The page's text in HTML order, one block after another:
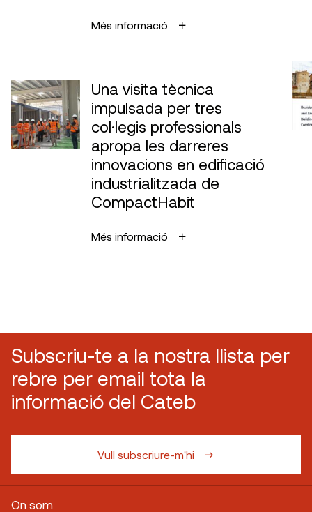
Més informació
Una visita tècnica
impulsada per tres
col·legis professionals
apropa les darreres
innovacions en edificació
industrialitzada de
CompactHabit
Més informació
Subscriu-te a la nostra llista per
rebre per email tota la
informació del Cateb
Vull subscriure-m'hi
On som